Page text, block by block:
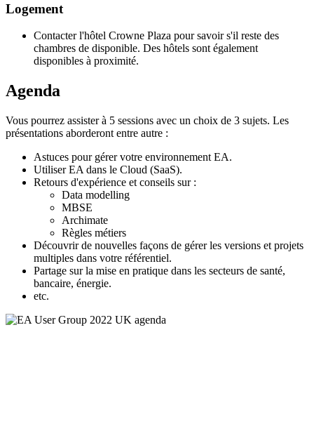
Logement
Contacter l'hôtel Crowne Plaza pour savoir s'il reste des
chambres de disponible. Des hôtels sont également
disponibles à proximité.
Agenda
Vous pourrez assister à 5 sessions avec un choix de 3 sujets. Les
présentations aborderont entre autre :
Astuces pour gérer votre environnement EA.
Utiliser EA dans le Cloud (SaaS).
Retours d'expérience et conseils sur :
Data modelling
MBSE
Archimate
Règles métiers
Découvrir de nouvelles façons de gérer les versions et projets
multiples dans votre référentiel.
Partage sur la mise en pratique dans les secteurs de santé,
bancaire, énergie.
etc.